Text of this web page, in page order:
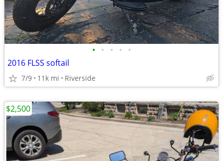
• • • • •
2016 FLSS softail
7/9 11k mi Riverside
$2,500